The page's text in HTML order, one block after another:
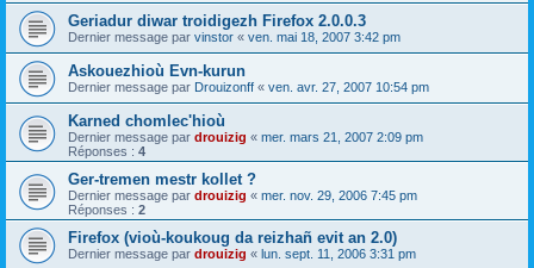
Geriadur diwar troidigezh Firefox 2.0.0.3
Dernier message par vinstor « ven. mai 18, 2007 3:42 pm
Askouezhioù Evn-kurun
Dernier message par Drouizonff « ven. avr. 27, 2007 10:54 pm
Karned chomlec'hioù
Dernier message par drouizig « mer. mars 21, 2007 2:09 pm
Réponses : 4
Ger-tremen mestr kollet ?
Dernier message par drouizig « mer. nov. 29, 2006 7:45 pm
Réponses : 2
Firefox (vioù-koukoug da reizhañ evit an 2.0)
Dernier message par drouizig « lun. sept. 11, 2006 3:31 pm